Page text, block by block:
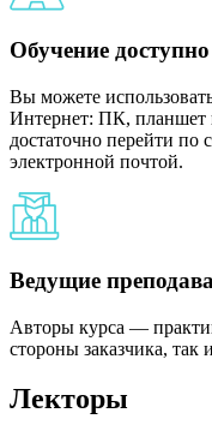
Обучение доступно
Вы можете
Интернет: ПК, планшет
достаточно перейти по
электронной почтой.
Ведущие
Авторы курса —
стороны заказчика,
Лекторы